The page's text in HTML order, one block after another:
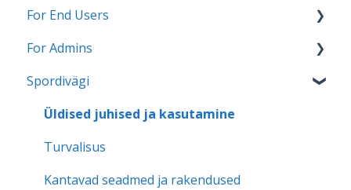
For End Users
HeiaHeia Pro
General instructions and onboarding
Wearables and health apps
Settings
Privacy
For Admins
HeiaHeia Onboarding
Support for continued use
Spordivägi
Üldised juhised ja kasutamine
Turvalisus
Kantavad seadmed ja rakendused